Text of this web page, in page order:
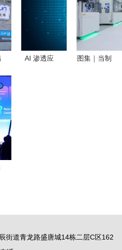
荐，助力应
用开发
发展现状分
AI 渗透应
图集｜当制
街道青龙路盛唐城14栋二层C区162